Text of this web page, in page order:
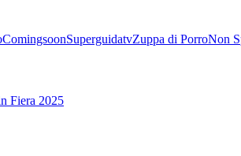
ComingsoonSuperguidatvZuppa di PorroNon
Fiera 2025